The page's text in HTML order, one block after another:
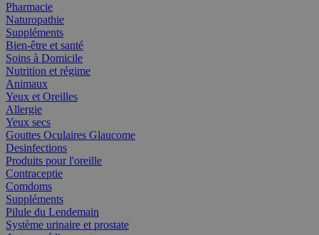
Pharmacie
Naturopathie
Suppléments
Bien-être et santé
Soins à Domicile
Nutrition et régime
Animaux
Yeux et Oreilles
Allergie
Yeux secs
Gouttes Oculaires Glaucome
Desinfections
Produits pour l'oreille
Contraceptie
Comdoms
Suppléments
Pilule du Lendemain
Système urinaire et prostate